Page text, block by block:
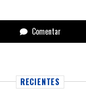
Comentar
RECIENTES